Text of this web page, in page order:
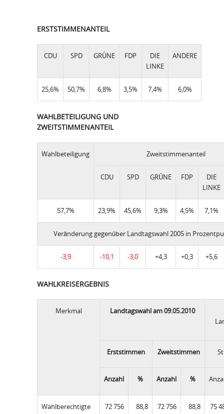
ERSTSTIMMENANTEIL
CDU SPD GRÜNE FDP
DIE
LINKE
ANDERE
25,6% 50,7% 6,8% 3,5% 7,4% 6,0%
WAHLBETEILIGUNG UND
ZWEITSTIMMENANTEIL
Wahlbeteiligung Zweitstimmenanteil
CDU SPD GRÜNE FDP
DIE
LINKE
57,7% 23,9% 45,6% 9,3% 4,5% 7,1%
Veränderung gegenüber Landtagswahl 2005 in
-3,9 -10,1 -3,0 +4,3 +0,3 +5,6
WAHLKREISERGEBNIS
Merkmal
Landtagswahl am 09.05.2010
Erststimmen Zweitstimmen
Anzahl % Anzahl %
Wahlberechtigte
72 756 88,8 72 756 88,8 75